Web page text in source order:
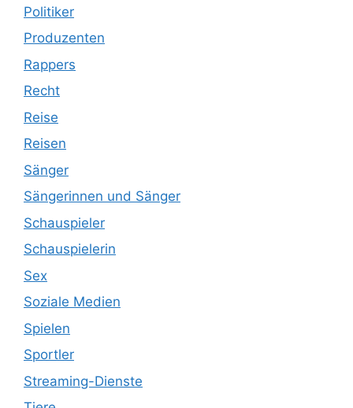
Politiker
Produzenten
Rappers
Recht
Reise
Reisen
Sänger
Sängerinnen und Sänger
Schauspieler
Schauspielerin
Sex
Soziale Medien
Spielen
Sportler
Streaming-Dienste